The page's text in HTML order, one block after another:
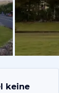
keine